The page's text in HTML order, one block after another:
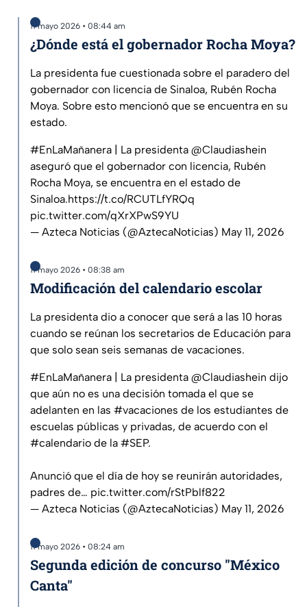
11 mayo 2026 • 08:44 am
¿Dónde está el gobernador Rocha Moya?
La presidenta fue cuestionada sobre el paradero del
gobernador con licencia de Sinaloa, Rubén Rocha
Moya. Sobre esto mencionó que se encuentra en su
estado.
#EnLaMañanera | La presidenta @Claudiashein
aseguró que el gobernador con licencia, Rubén
Rocha Moya, se encuentra en el estado de
Sinaloa.https://t.co/RCUTLfYRQq
pic.twitter.com/qXrXPwS9YU
— Azteca Noticias (@AztecaNoticias) May 11, 2026
11 mayo 2026 • 08:38 am
Modificación del calendario escolar
La presidenta dio a conocer que será a las 10 horas
cuando se reúnan los secretarios de Educación para
que solo sean seis semanas de vacaciones.
#EnLaMañanera | La presidenta @Claudiashein dijo
que aún no es una decisión tomada el que se
adelanten en las #vacaciones de los estudiantes de
escuelas públicas y privadas, de acuerdo con el
#calendario de la #SEP.
Anunció que el día de hoy se reunirán autoridades,
padres de… pic.twitter.com/rStPblf822
— Azteca Noticias (@AztecaNoticias) May 11, 2026
11 mayo 2026 • 08:24 am
Segunda edición de concurso "México
Canta"